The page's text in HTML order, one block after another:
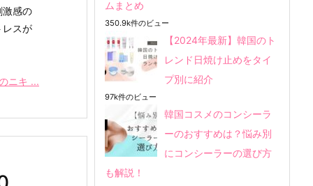
激感の
レスが
ニキ ...
ムまとめ
350.9k件のビュー
【2024年最新】韓国のト
レンド日焼け止めをタイ
プ別に紹介
97k件のビュー
韓国コスメのコンシーラ
ーのおすすめは？悩み別
にコンシーラーの選び方
も解説！